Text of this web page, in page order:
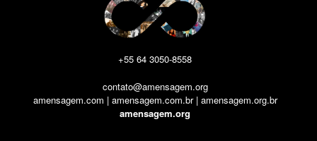
+55 64 3050-8558
contato@amensagem.org
amensagem.com | amensagem.com.br | amensagem.org.br
amensagem.org